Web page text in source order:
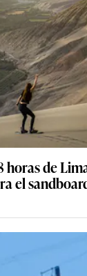
horas de
el